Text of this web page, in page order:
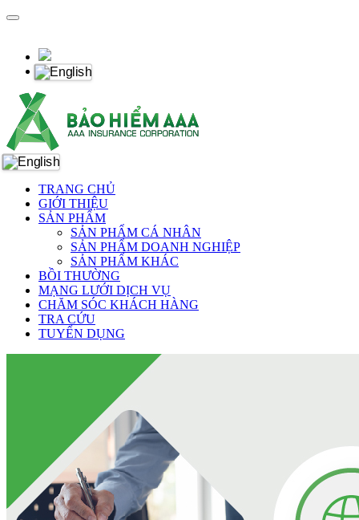
TRANG CHỦ
GIỚI THIỆU
SẢN PHẨM
SẢN PHẨM CÁ NHÂN
SẢN PHẨM DOANH NGHIỆP
SẢN PHẨM KHÁC
BỒI THƯỜNG
MẠNG LƯỚI DỊCH VỤ
CHĂM SÓC KHÁCH HÀNG
TRA CỨU
TUYỂN DỤNG